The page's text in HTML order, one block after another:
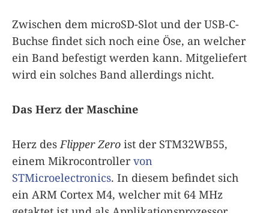
Zwischen dem microSD-Slot und der USB-C-
Buchse findet sich noch eine Öse, an welcher
ein Band befestigt werden kann. Mitgeliefert
wird ein solches Band allerdings nicht.
Das Herz der Maschine
Herz desFlipper Zero ist der STM32WB55,
einem Mikrocontrollervon
STMicroelectronics. In diesem befindet sich
ein ARM Cortex M4, welcher mit 64 MHz